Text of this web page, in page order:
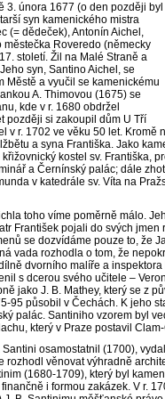
3. února 1677 (o den později byl
syn kamenického mistra
(= dědeček), Antonín Aichel,
Roveredo (německy
století. Žil na Malé Straně a
syn, Santino Aichel, se
Městě a vyučil se kamenickému
A. Thimovou (1675) se
kde v r. 1680 obdržel
později si zakoupil dům U Tří
v r. 1702 ve věku 50 let. Kromě
a syna Františka. Jako
kostel sv. Františka,
a Černínský palác; dále
v katedrále sv. Víta na
toho víme poměrně málo.
František pojali do svých
se dozvídáme pouze to, že
vada rozhodla o tom, že
dvorního malíře a
s dcerou svého učitele –
jako J. B. Mathey, který se z
95 působil v Čechách. K jeho
palác. Santiniho vzorem byl
který v Praze postavil
Santini osamostatnil (1700),
rozhodl věnovat výhradně
(1680-1709), který byl
i formou zakázek. V r.